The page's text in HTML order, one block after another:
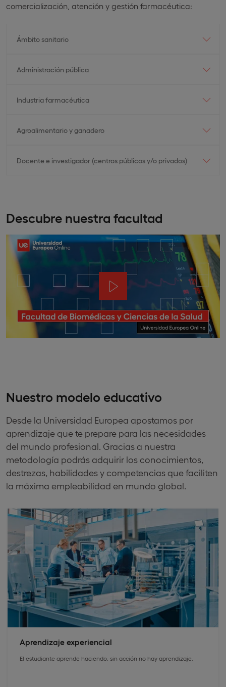
comercialización, atención y gestión farmacéutica:
Ámbito sanitario
Administración pública
Industria farmacéutica
Agroalimentario y ganadero
Docente e investigador (centros públicos y/o privados)
Descubre nuestra facultad
Nuestro modelo educativo
Desde la Universidad Europea apostamos por
aprendizaje que te prepare para las necesidades
del mundo profesional. Gracias a nuestra
metodología podrás adquirir los conocimientos,
destrezas, habilidades y competencias que faciliten
la máxima empleabilidad en mundo global.
Aprendizaje experiencial
El estudiante aprende haciendo, sin acción no hay aprendizaje.